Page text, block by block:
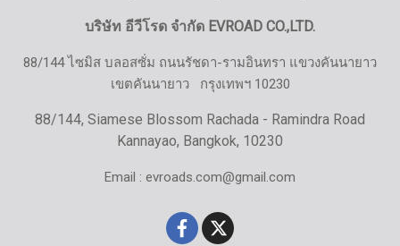
บริษัท อีวีโรด จำกัด EVROAD CO.,LTD.
88/144 ไซมิส บลอสซั่ม ถนนรัชดา-รามอินทรา แขวงคันนายาว
เขตคันนายาว กรุงเทพฯ 10230
88/144, Siamese Blossom Rachada - Ramindra Road
Kannayao, Bangkok, 10230
Email : evroads.com@gmail.com